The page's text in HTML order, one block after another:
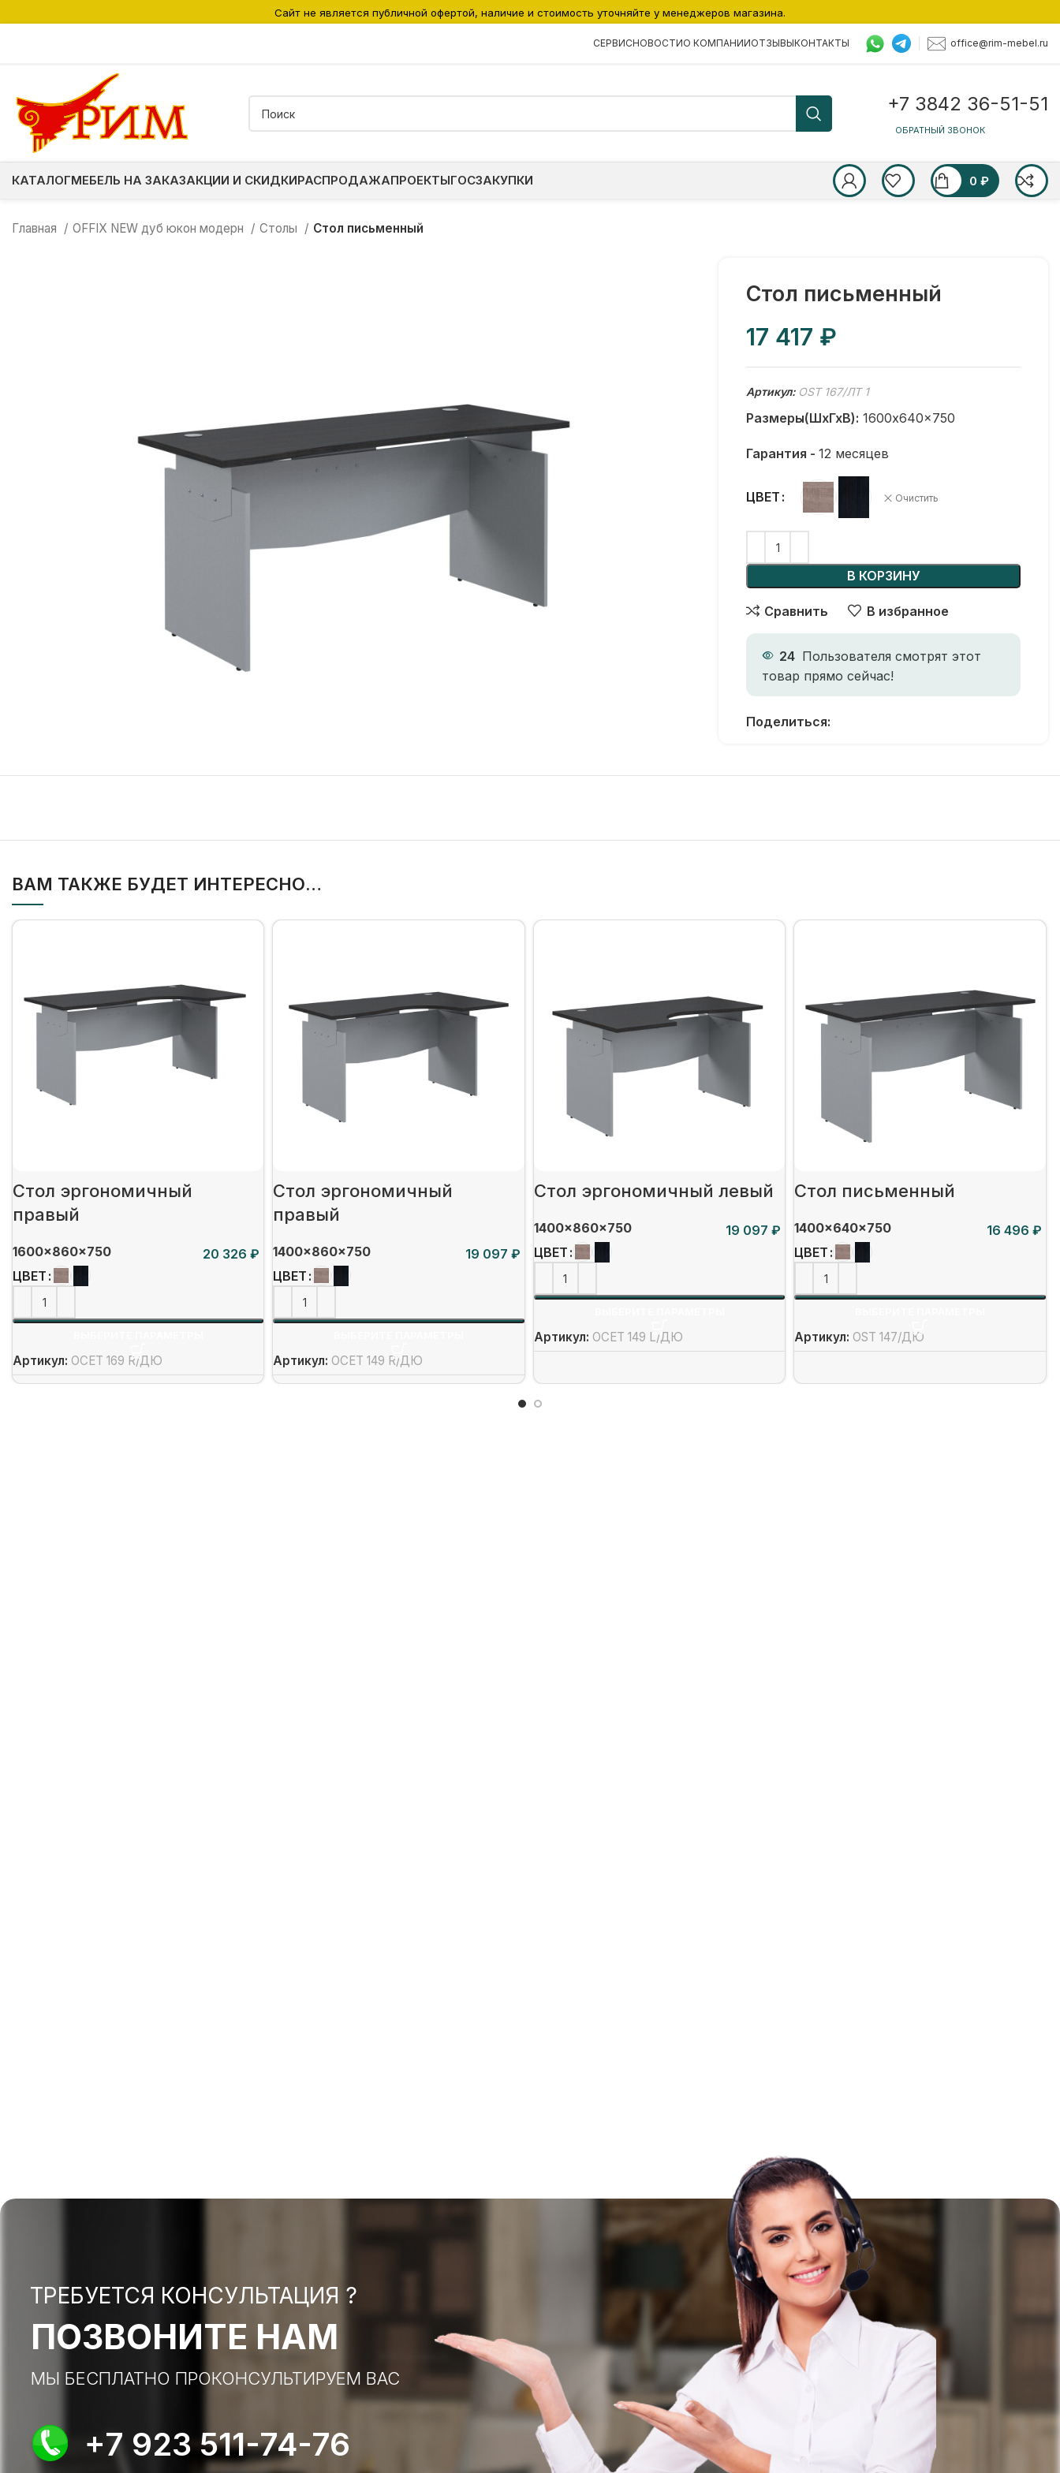
СЕРВИСНОВОСТИО КОМПАНИИОТЗЫВЫКОНТАКТЫ office@rim-mebel.ru
+7 3842 36-51-51
ОБРАТНЫЙ ЗВОНОК
КАТАЛОГМЕБЕЛЬ НА ЗАКАЗАКЦИИ И СКИДКИРАСПРОДАЖАПРОЕКТЫГОСЗАКУПКИ 0 ₽
Главная OFFIX NEW дуб юкон модерн Столы Стол письменный
Стол письменный
₽
Артикул: OST 167/ЛТ 1
Размеры(ШхГхВ): 1600x640x750
Гарантия - 12 месяцев
ЦВЕТ Очистить
В КОРЗИНУ
Сравнить В избранное
24 Пользователя смотрят этот
товар прямо сейчас!
Поделиться:
ВАМ ТАКЖЕ БУДЕТ ИНТЕРЕСНО…
Стол эргономичный
правый
1600x860x750
₽
ЦВЕТ
Артикул: OCET 169 R/ДЮ
Стол эргономичный
правый
1400x860x750
₽
ЦВЕТ
Артикул: OCET 149 R/ДЮ
Стол эргономичный левый
1400x860x750
₽
ЦВЕТ
Артикул: OCET 149 L/ДЮ
Стол письменный
1400x640x750
₽
ЦВЕТ
Артикул: OST 147/ДЮ
ТРЕБУЕТСЯ КОНСУЛЬТАЦИЯ ?
ПОЗВОНИТЕ НАМ
МЫ БЕСПЛАТНО ПРОКОНСУЛЬТИРУЕМ ВАС
+7 923 511-74-76
Сайт не является публичной офертой, наличие и стоимость уточняйте у менеджеров магазина.